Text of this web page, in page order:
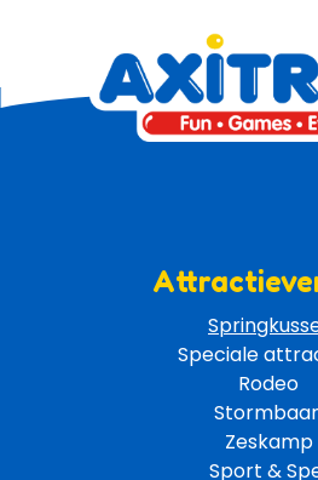
Speciale
Rodeo
Zeskamp
Sport &